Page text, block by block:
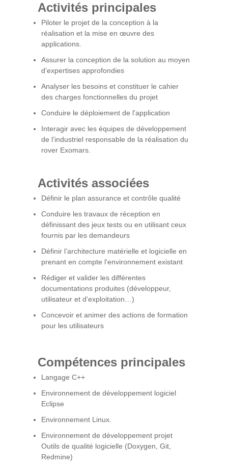
Activités principales
Piloter le projet de la conception à la
réalisation et la mise en œuvre des
applications.
Assurer la conception de la solution au moyen
d’expertises approfondies
Analyser les besoins et constituer le cahier
des charges fonctionnelles du projet
Conduire le déploiement de l'application
Interagir avec les équipes de développement
de l’industriel responsable de la réalisation du
rover Exomars.
Activités associées
Définir le plan assurance et contrôle qualité
Conduire les travaux de réception en
définissant des jeux tests ou en utilisant ceux
fournis par les demandeurs
Définir l’architecture matérielle et logicielle en
prenant en compte l'environnement existant
Rédiger et valider les différentes
documentations produites (développeur,
utilisateur et d'exploitation…)
Concevoir et animer des actions de formation
pour les utilisateurs
Compétences principales
Langage C++
Environnement de développement logiciel
Eclipse
Environnement Linux.
Environnement de développement projet
Outils de qualité logicielle (Doxygen, Git,
Redmine)